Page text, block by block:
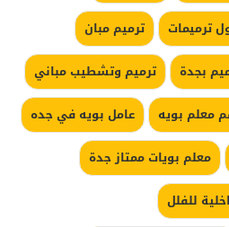
ترميمات
ترميم مبان
بجدة
ترميم وتشطيب مباني
معلم بويه
عامل بويه في جده
معلم بويات ممتاز جدة
للفلل